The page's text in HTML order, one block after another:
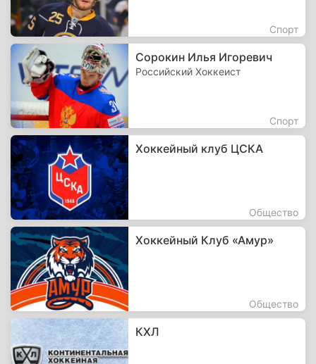
Спорт
Сорокин Илья Игоревич
Российский Хоккеист
Спорт
Хоккейный клуб ЦСКА
Общество
Хоккейный Клуб «Амур»
Общество
КХЛ